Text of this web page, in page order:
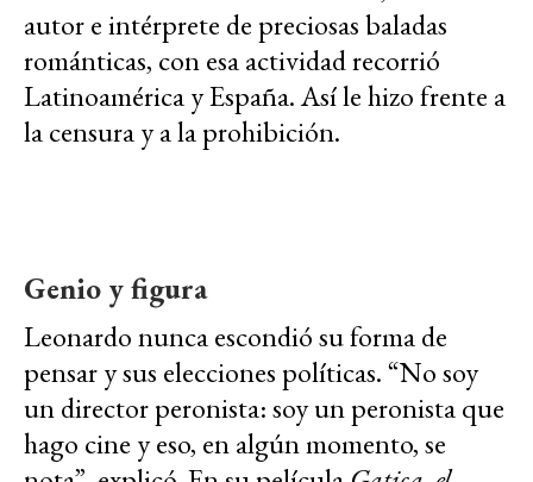
autor e intérprete de preciosas baladas
románticas, con esa actividad recorrió
Latinoamérica y España. Así le hizo frente a
la censura y a la prohibición.
Genio y figura
Leonardo nunca escondió su forma de
pensar y sus elecciones políticas. “No soy
un director peronista: soy un peronista que
hago cine y eso, en algún momento, se